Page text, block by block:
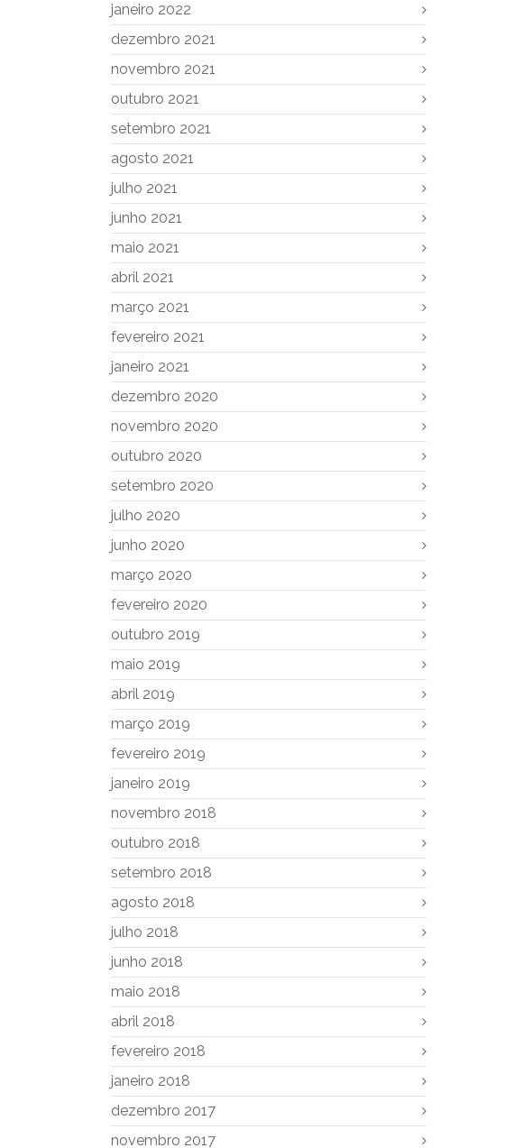
janeiro 2022
dezembro 2021
novembro 2021
outubro 2021
setembro 2021
agosto 2021
julho 2021
junho 2021
maio 2021
abril 2021
março 2021
fevereiro 2021
janeiro 2021
dezembro 2020
novembro 2020
outubro 2020
setembro 2020
julho 2020
junho 2020
março 2020
fevereiro 2020
outubro 2019
maio 2019
abril 2019
março 2019
fevereiro 2019
janeiro 2019
novembro 2018
outubro 2018
setembro 2018
agosto 2018
julho 2018
junho 2018
maio 2018
abril 2018
fevereiro 2018
janeiro 2018
dezembro 2017
novembro 2017